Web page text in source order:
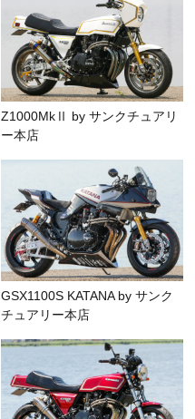
Z1000MkⅡ by サンクチュアリ
ー本店
GSX1100S KATANA by サンク
チュアリー本店